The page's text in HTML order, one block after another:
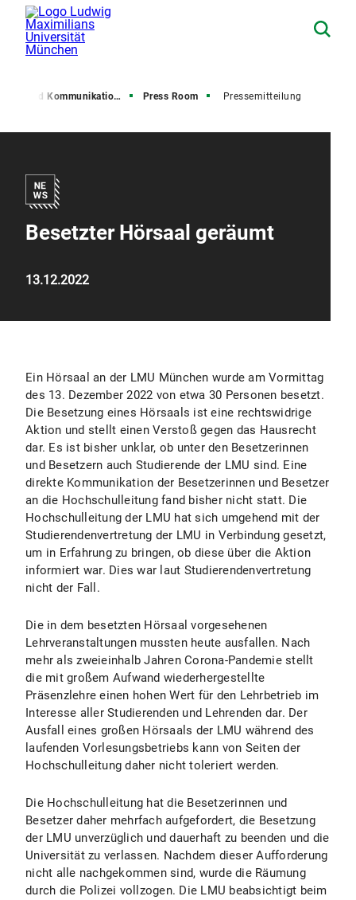
und Kommunikation (PuK) Press Room Pressemitteilung
Besetzter Hörsaal geräumt
13.12.2022
Ein Hörsaal an der LMU München wurde am Vormittag
des 13. Dezember 2022 von etwa 30 Personen besetzt.
Die Besetzung eines Hörsaals ist eine rechtswidrige
Aktion und stellt einen Verstoß gegen das Hausrecht
dar. Es ist bisher unklar, ob unter den Besetzerinnen
und Besetzern auch Studierende der LMU sind. Eine
direkte Kommunikation der Besetzerinnen und Besetzer
an die Hochschulleitung fand bisher nicht statt. Die
Hochschulleitung der LMU hat sich umgehend mit der
Studierendenvertretung der LMU in Verbindung gesetzt,
um in Erfahrung zu bringen, ob diese über die Aktion
informiert war. Dies war laut Studierendenvertretung
nicht der Fall.
Die in dem besetzten Hörsaal vorgesehenen
Lehrveranstaltungen mussten heute ausfallen. Nach
mehr als zweieinhalb Jahren Corona-Pandemie stellt
die mit großem Aufwand wiederhergestellte
Präsenzlehre einen hohen Wert für den Lehrbetrieb im
Interesse aller Studierenden und Lehrenden dar. Der
Ausfall eines großen Hörsaals der LMU während des
laufenden Vorlesungsbetriebs kann von Seiten der
Hochschulleitung daher nicht toleriert werden.
Die Hochschulleitung hat die Besetzerinnen und
Besetzer daher mehrfach aufgefordert, die Besetzung
der LMU unverzüglich und dauerhaft zu beenden und die
Universität zu verlassen. Nachdem dieser Aufforderung
nicht alle nachgekommen sind, wurde die Räumung
durch die Polizei vollzogen. Die LMU beabsichtigt beim